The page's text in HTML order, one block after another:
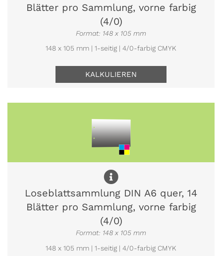
Blätter pro Sammlung, vorne farbig
(4/0)
Format: 148 x 105 mm
148 x 105 mm | 1-seitig | 4/0-farbig CMYK
KALKULIEREN
Loseblattsammlung DIN A6 quer, 14
Blätter pro Sammlung, vorne farbig
(4/0)
Format: 148 x 105 mm
148 x 105 mm | 1-seitig | 4/0-farbig CMYK